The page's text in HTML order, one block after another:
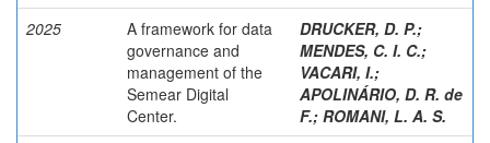
2025
A framework for data
governance and
management of the
Semear Digital
Center.
DRUCKER, D. P.;
MENDES, C. I. C.;
VACARI, I.;
APOLINÁRIO, D. R. de
F.; ROMANI, L. A. S.